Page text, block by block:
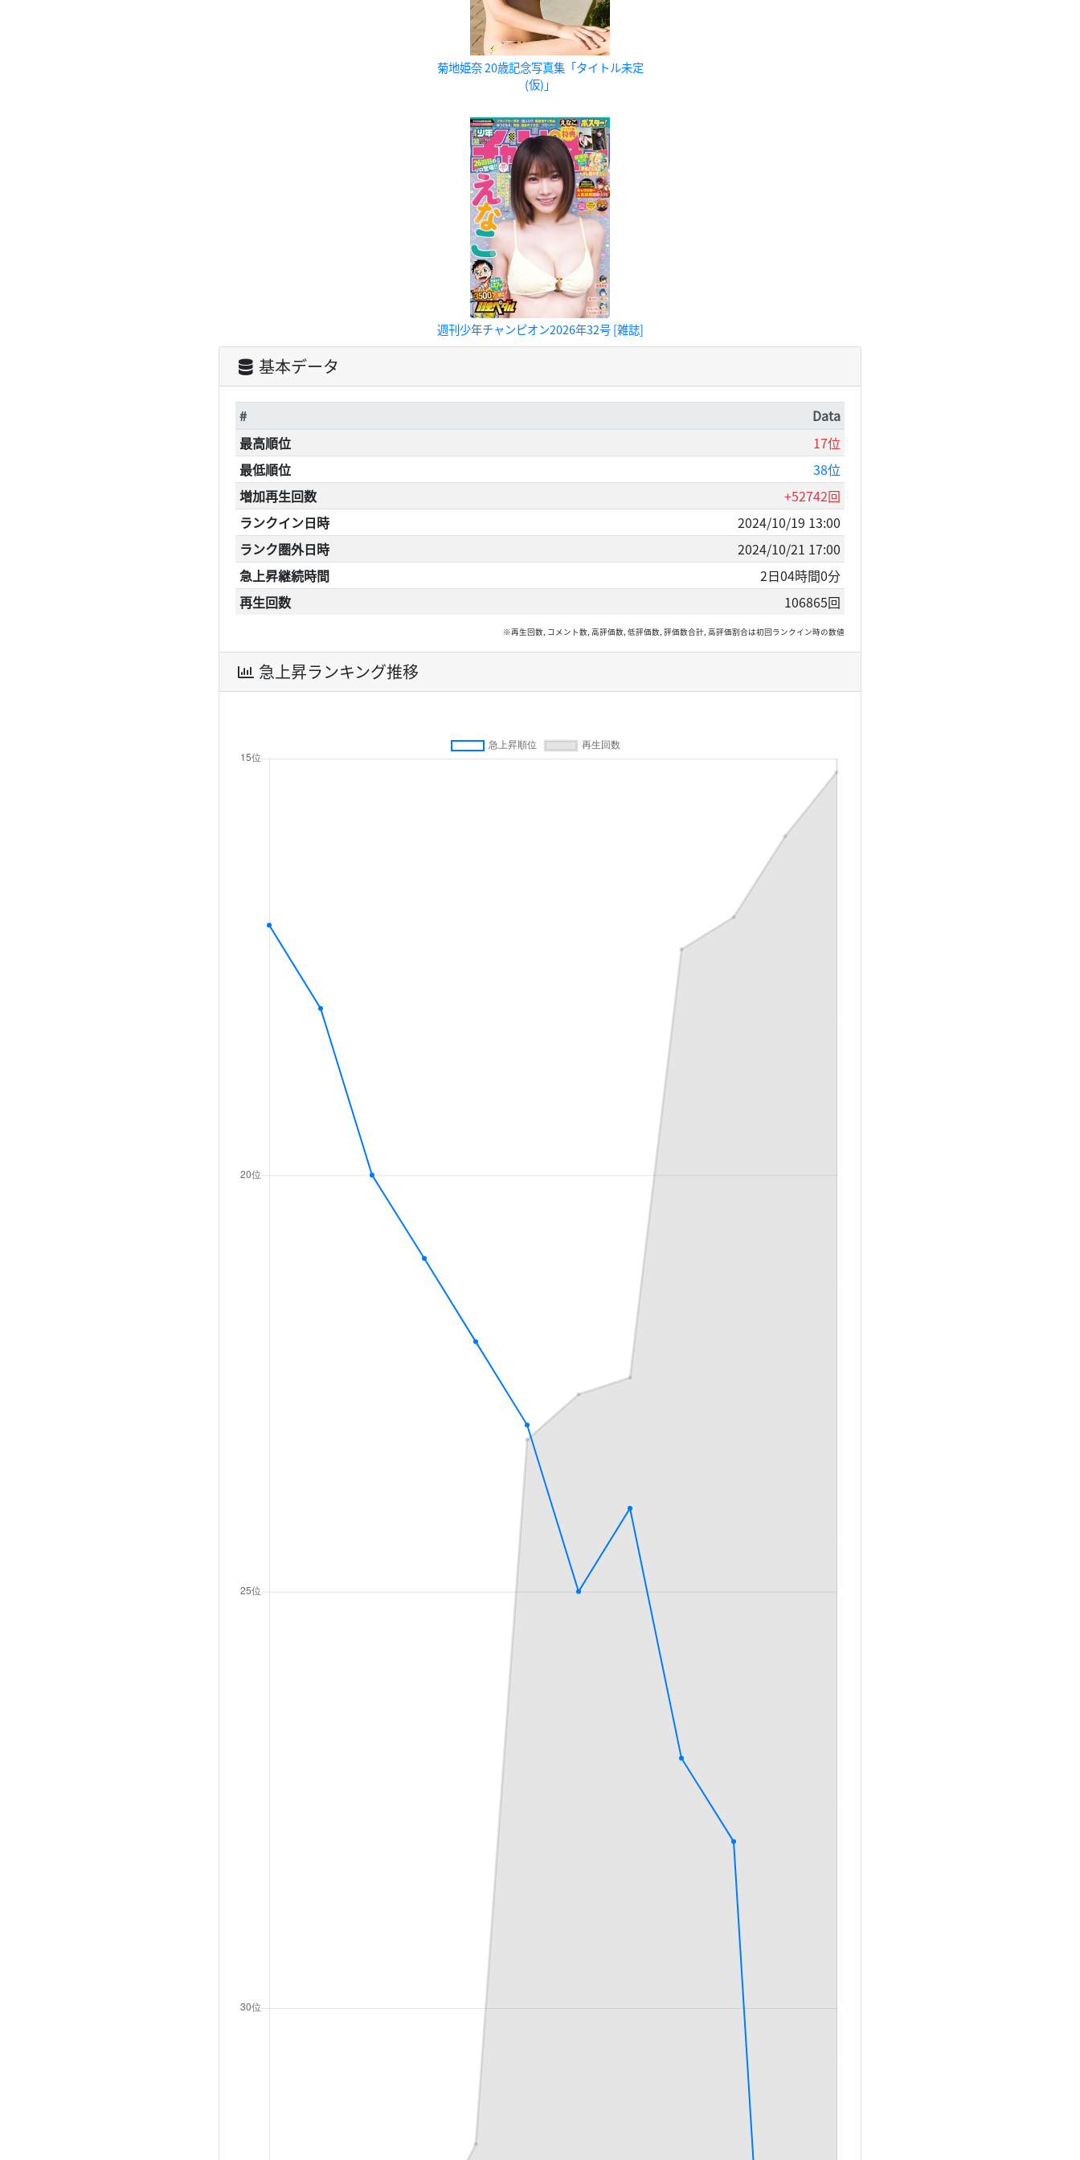
菊地姫奈 20歳記念写真集「タイトル未定
(仮)」
週刊少年チャンピオン2026年32号 [雑誌]
基本データ
#
Data
最高順位
17位
最低順位
38位
増加再生回数
+52742回
ランクイン日時
2024/10/19 13:00
ランク圏外日時
2024/10/21 17:00
急上昇継続時間
2日04時間0分
再生回数
106865回
※再生回数, コメント数, 高評価数, 低評価数, 評価数合計, 高評価割合は初回ランクイン時の数値
急上昇ランキング推移